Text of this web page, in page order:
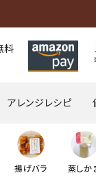
料
アレンジレシピ
円～2,999円
揚げバラ 蒸しか